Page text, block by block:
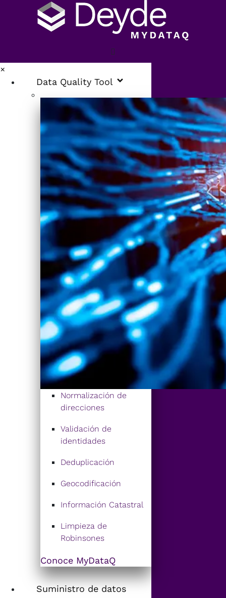
×
Data Quality Tool
Normalización de
direcciones
Validación de
identidades
Deduplicación
Geocodificación
Información Catastral
Limpieza de
Robinsones
Conoce MyDataQ
Suministro de datos